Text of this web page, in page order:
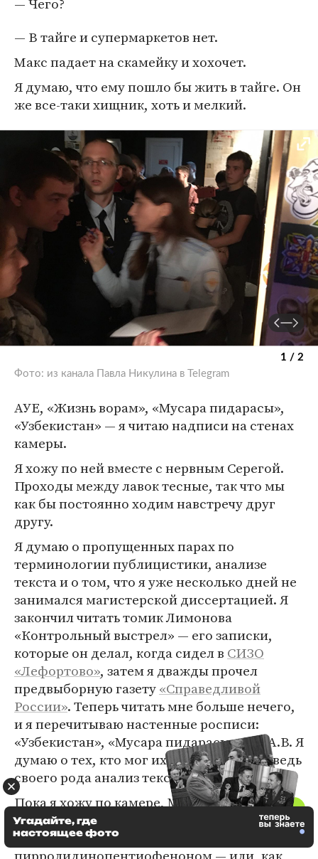
— Чего?
— В тайге и супермаркетов нет.
Макс падает на скамейку и хохочет.
Я думаю, что ему пошло бы жить в тайге. Он
же все-таки хищник, хоть и мелкий.
1 / 2
Фото: из канала Павла Никулина в Telegram
АУЕ, «Жизнь ворам», «Мусара пидарасы»,
«Узбекистан» — я читаю надписи на стенах
камеры.
Я хожу по ней вместе с нервным Серегой.
Проходы между лавок тесные, так что мы
как бы постоянно ходим навстречу друг
другу.
Я думаю о пропущенных парах по
терминологии публицистики, анализе
текста и о том, что я уже несколько дней не
занимался магистерской диссертацией. Я
закончил читать томик Лимонова
«Контрольный выстрел» — его записки,
которые он делал, когда сидел в СИЗО
«Лефортово», затем я дважды прочел
предвыборную газету«Справедливой
России». Теперь читать мне больше нечего,
и я перечитываю настенные росписи:
«Узбекистан», «Мусара пидарасы», A.C.A.B. Я
думаю о тех, кто мог их написать. Тоже ведь
своего рода анализ текста.
Пока я хожу по камере, Макс рассказывает,
как в этой же камере какое-то время назад
сокамерник угостил его АПВП — альфа-
Угадайте, где
настоящее фото